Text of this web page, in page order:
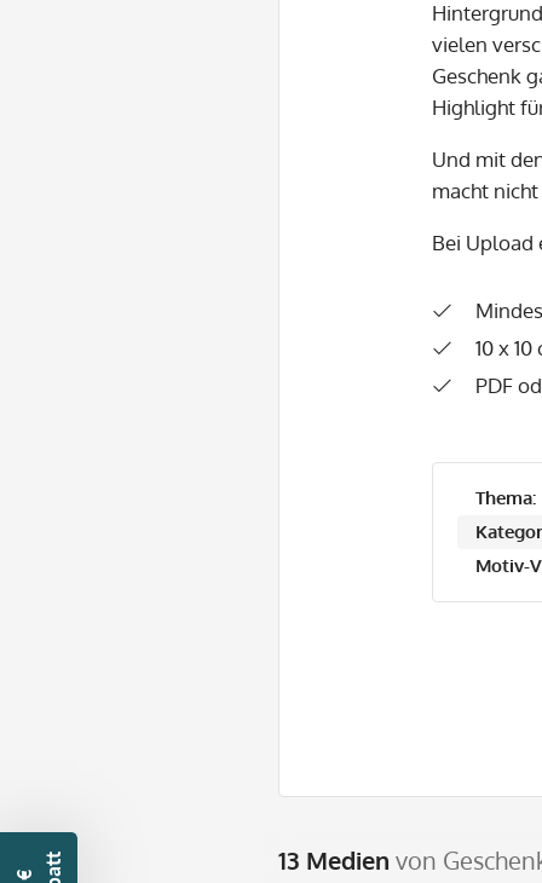
vielen
Geschenk
Highlight
Und mit
macht nicht
Bei Upload
10 x 10
PDF
Thema:
Motiv-
13 Medien von